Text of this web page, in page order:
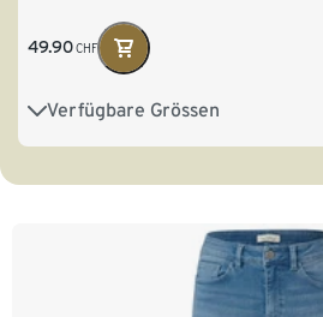
49.90CHF
Verfügbare Grössen
36 38 40 42